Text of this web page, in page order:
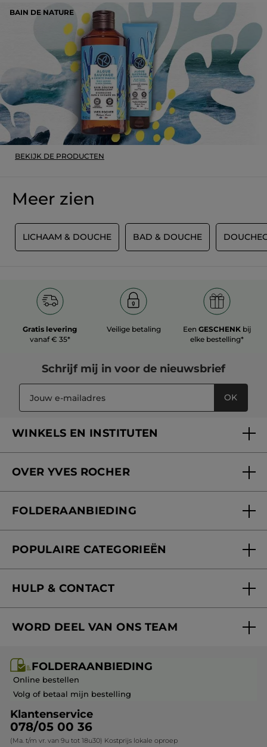
BAIN DE NATURE
BEKIJK DE PRODUCTEN
Meer zien
LICHAAM & DOUCHE BAD & DOUCHE
Gratis levering
vanaf € 35*
Veilige betaling EenGESCHENK bij
elke bestelling*
Schrijf mij in voor de nieuwsbrief
OK
WINKELS EN INSTITUTEN
Verzorging in onze Schoonheidsinstituten
OVER YVES ROCHER
Onze beloften
Blog Act Beautiful
FOLDERAANBIEDING
POPULAIRE CATEGORIEËN
Aanbiedingen
Cadeau-ideeën
Kerstcollectie
HULP & CONTACT
Mijn geschenken
Veelgestelde vragen
Contact opnemen
WORD DEEL VAN ONS TEAM
Franchisenemer of bedrijfsleider worden
FOLDERAANBIEDING
Online bestellen
Volg of betaal mijn bestelling
Klantenservice
078/05 00 36
(Ma. t/m vr. van 9u tot 18u30) Kostprijs lokale oproep